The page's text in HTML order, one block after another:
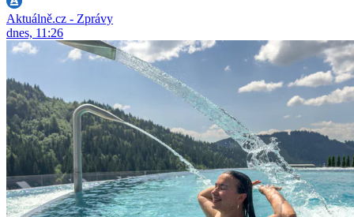
Aktuálně.cz - Zprávy
dnes, 11:26